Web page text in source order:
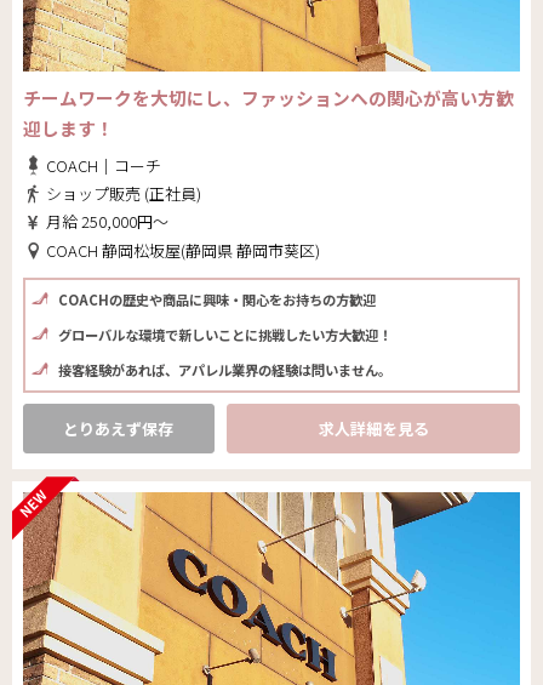
チームワークを大切にし、ファッションへの関心が高い方歓
迎します！
COACH｜コーチ
ショップ販売 (正社員)
月給 250,000円～
COACH 静岡松坂屋(静岡県 静岡市葵区)
COACHの歴史や商品に興味・関心をお持ちの方歓迎
グローバルな環境で新しいことに挑戦したい方大歓迎！
接客経験があれば、アパレル業界の経験は問いません。
とりあえず保存 求人詳細を見る